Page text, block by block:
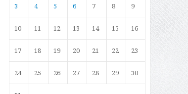
3 4 5 6 7 8 9
10 11 12 13 14 15 16
17 18 19 20 21 22 23
24 25 26 27 28 29 30